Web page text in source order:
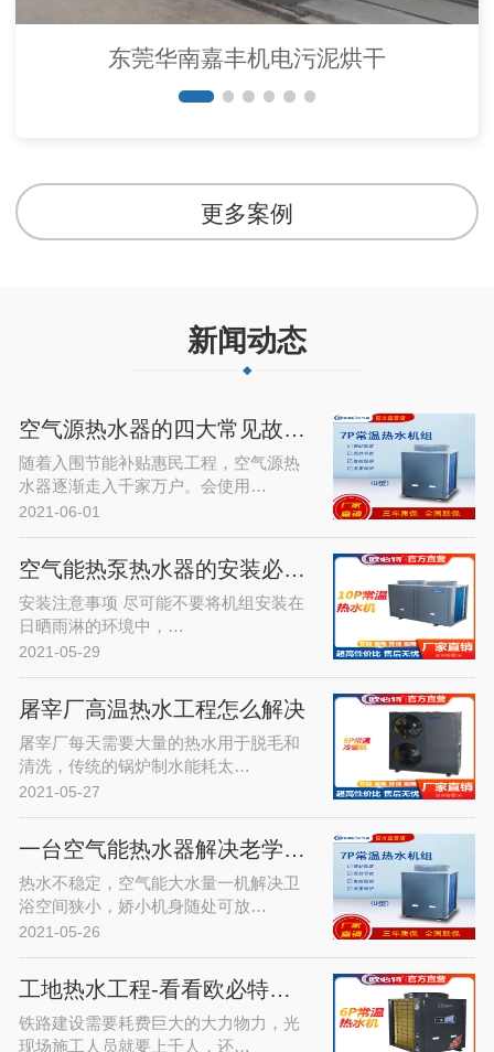
东莞华南嘉丰机电污泥烘干
更多案例
新闻动态
空气源热水器的四大常见故障及解决…
随着入围节能补贴惠民工程，空气源热
水器逐渐走入千家万户。会使用…
2021-06-01
空气能热泵热水器的安装必须注意的…
安装注意事项 尽可能不要将机组安装在
日晒雨淋的环境中，…
2021-05-29
屠宰厂高温热水工程怎么解决
屠宰厂每天需要大量的热水用于脱毛和
清洗，传统的锅炉制水能耗太…
2021-05-27
一台空气能热水器解决老学区房热水…
热水不稳定，空气能大水量一机解决卫
浴空间狭小，娇小机身随处可放…
2021-05-26
工地热水工程-看看欧必特空气能热…
铁路建设需要耗费巨大的大力物力，光
现场施工人员就要上千人，还…